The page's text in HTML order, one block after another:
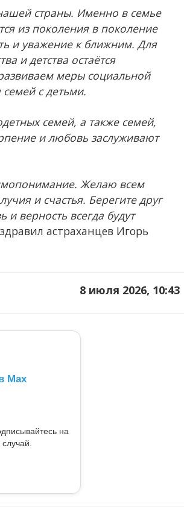
страны. Именно в семье
из поколения в поколение
и уважение к ближним. Для
и детства остаётся
меры социальной
с детьми.
семей, а также семей,
и любовь заслуживают
Желаю всем
и счастья. Берегите друг
верность всегда будут
астраханцев Игорь
8 июля 2026, 10:43
Max
на